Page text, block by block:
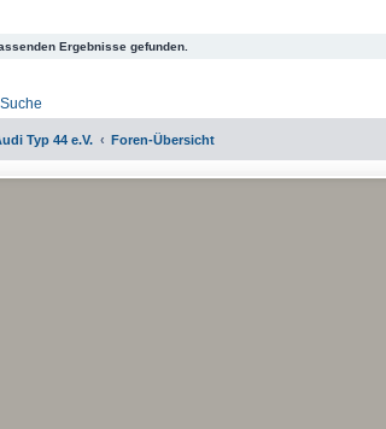
Ergebnisse gefunden.
Typ 44 e.V. Foren-Übersicht